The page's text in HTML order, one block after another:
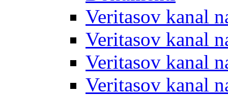
Veritasov kanal
Veritasov kanal
Veritasov kanal
Veritasov kanal